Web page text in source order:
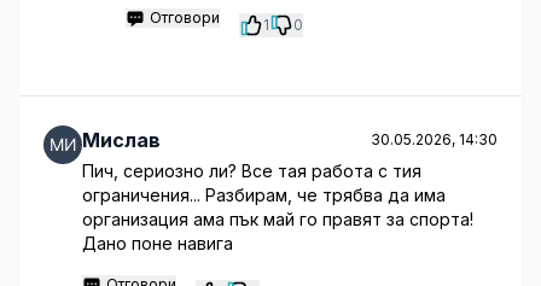
Отговори 1 0
Мислав 30.05.2026, 14:30
Пич, сериозно ли? Все тая работа с тия
ограничения... Разбирам, че трябва да има
организация ама пък май го правят за спорта!
Дано поне навига